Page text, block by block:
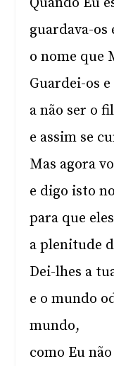
guardava-os
o nome que
Guardei-os
a não ser o
e assim se
Mas agora
e digo isto
para que
a plenitude
Dei-lhes a
e o mundo
mundo,
como Eu